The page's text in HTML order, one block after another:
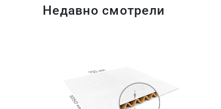
Недавно смотрели